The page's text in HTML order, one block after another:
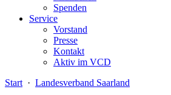
Spenden
Service
Vorstand
Presse
Kontakt
Aktiv im VCD
Start · Landesverband Saarland